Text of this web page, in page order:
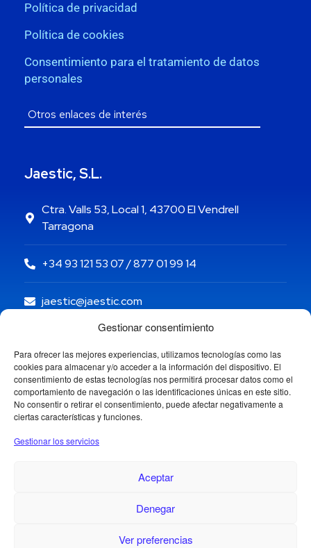
Gestionar consentimiento
Para ofrecer las mejores experiencias, utilizamos tecnologías como las
cookies para almacenar y/o acceder a la información del dispositivo. El
consentimiento de estas tecnologías nos permitirá procesar datos como el
comportamiento de navegación o las identificaciones únicas en este sitio.
No consentir o retirar el consentimiento, puede afectar negativamente a
ciertas características y funciones.
Gestionar los servicios
Aceptar
Denegar
Ver preferencias
Política de privacidad
Política de cookies
Consentimiento para el tratamiento de datos
personales
Jaestic, S.L.
Ctra. Valls 53, Local 1, 43700 El Vendrell
Tarragona
+34 93 121 53 07 / 877 01 99 14
jaestic@jaestic.com
Copyright © 2024 Jaestic S.L. Todos los derechos